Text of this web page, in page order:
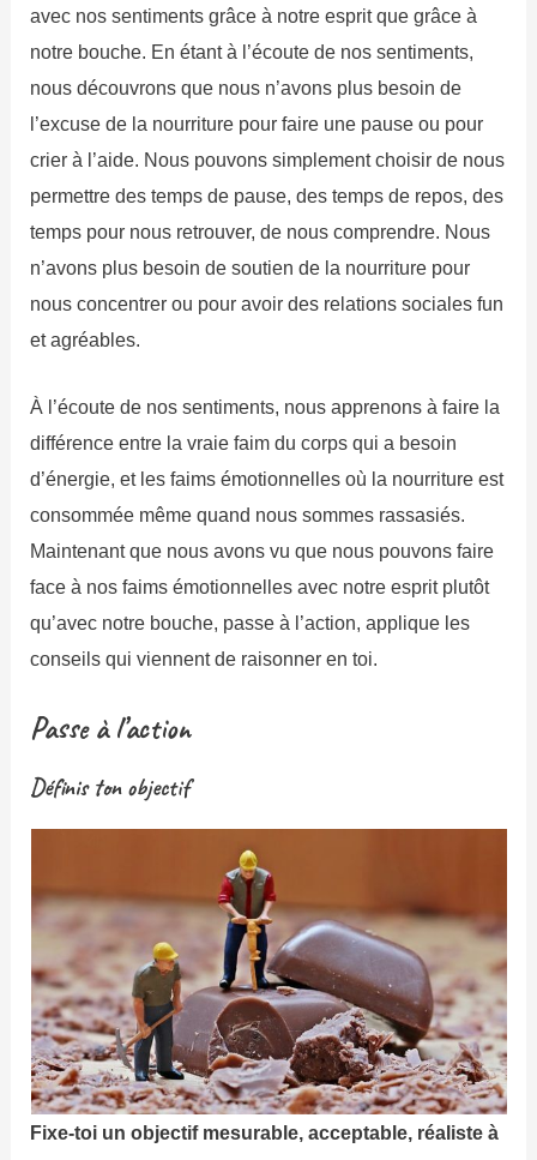
avec nos sentiments grâce à notre esprit que grâce à
notre bouche. En étant à l’écoute de nos sentiments,
nous découvrons que nous n’avons plus besoin de
l’excuse de la nourriture pour faire une pause ou pour
crier à l’aide. Nous pouvons simplement choisir de nous
permettre des temps de pause, des temps de repos, des
temps pour nous retrouver, de nous comprendre. Nous
n’avons plus besoin de soutien de la nourriture pour
nous concentrer ou pour avoir des relations sociales fun
et agréables.
À l’écoute de nos sentiments, nous apprenons à faire la
différence entre la vraie faim du corps qui a besoin
d’énergie, et les faims émotionnelles où la nourriture est
consommée même quand nous sommes rassasiés.
Maintenant que nous avons vu que nous pouvons faire
face à nos faims émotionnelles avec notre esprit plutôt
qu’avec notre bouche, passe à l’action, applique les
conseils qui viennent de raisonner en toi.
Passe à l’action
Définis ton objectif
Fixe-toi un objectif mesurable, acceptable, réaliste à